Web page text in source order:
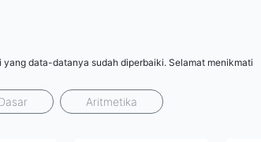
data-datanya sudah diperbaiki. Selamat menikmati
Aritmetika